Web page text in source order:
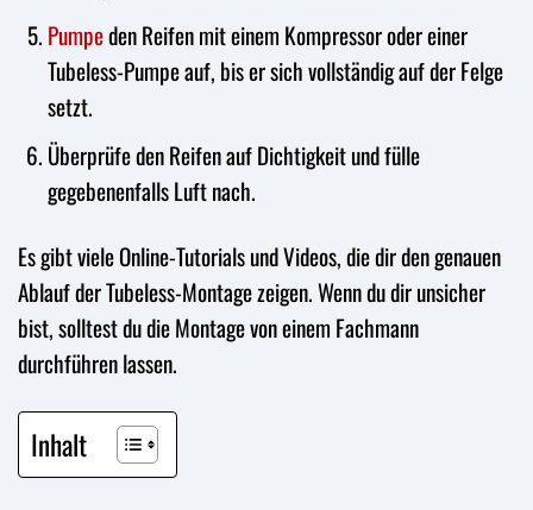
Pumpeden Reifen mit einem Kompressor oder einer
Tubeless-Pumpe auf, bis er sich vollständig auf der Felge
setzt.
Überprüfe den Reifen auf Dichtigkeit und fülle
gegebenenfalls Luft nach.
Es gibt viele Online-Tutorials und Videos, die dir den genauen
Ablauf der Tubeless-Montage zeigen. Wenn du dir unsicher
bist, solltest du die Montage von einem Fachmann
durchführen lassen.
Inhalt